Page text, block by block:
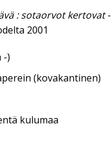
: sotaorvot kertovat-
2001
-)
(kovakantinen)
kulumaa